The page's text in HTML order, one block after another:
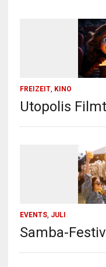
FREIZEIT, KINO
Utopolis
EVENTS, JULI
Samba-